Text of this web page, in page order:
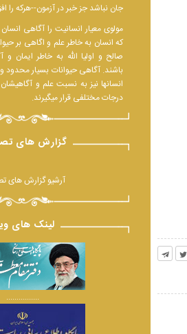
جان نباشد جز خبر در آزمون--هرکه را
مولوی معیار انسانیت را آگاهی
که انسان به خاطر علم و اگاهی بر
صالح و اولیا الله به خاطر ایمان و
باشند. آگاهی حیوانات بسیار محدود
انسانها نیز به نسبت علم و
درجات مختلفی قرار میگیرند.
گزارش های
آرشیو گزارش های
لینک های
................